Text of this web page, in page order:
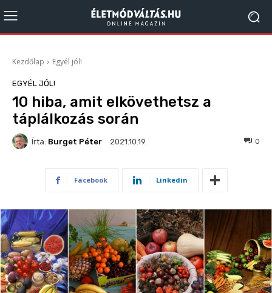
Kezdőlap Egyél jól!
EGYÉL JÓL!
10 hiba, amit elkövethetsz a
táplálkozás során
Írta: Burget Péter 2021.10.19. 0
Facebook Linkedin